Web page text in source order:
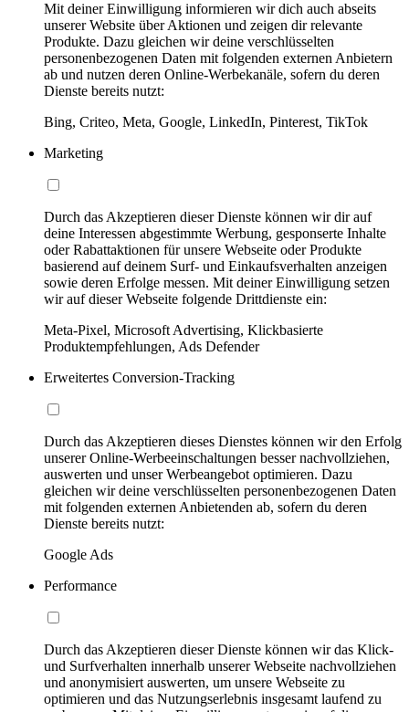
Mit deiner Einwilligung informieren wir dich auch abseits
unserer Website über Aktionen und zeigen dir relevante
Produkte. Dazu gleichen wir deine verschlüsselten
personenbezogenen Daten mit folgenden externen Anbietern
ab und nutzen deren Online-Werbekanäle, sofern du deren
Dienste bereits nutzt:
Bing, Criteo, Meta, Google, LinkedIn, Pinterest, TikTok
Marketing
Durch das Akzeptieren dieser Dienste können wir dir auf
deine Interessen abgestimmte Werbung, gesponserte Inhalte
oder Rabattaktionen für unsere Webseite oder Produkte
basierend auf deinem Surf- und Einkaufsverhalten anzeigen
sowie deren Erfolge messen. Mit deiner Einwilligung setzen
wir auf dieser Webseite folgende Drittdienste ein:
Meta-Pixel, Microsoft Advertising, Klickbasierte
Produktempfehlungen, Ads Defender
Erweitertes Conversion-Tracking
Durch das Akzeptieren dieses Dienstes können wir den Erfolg
unserer Online-Werbeeinschaltungen besser nachvollziehen,
auswerten und unser Werbeangebot optimieren. Dazu
gleichen wir deine verschlüsselten personenbezogenen Daten
mit folgenden externen Anbietenden ab, sofern du deren
Dienste bereits nutzt:
Google Ads
Performance
Durch das Akzeptieren dieser Dienste können wir das Klick-
und Surfverhalten innerhalb unserer Webseite nachvollziehen
und anonymisiert auswerten, um unsere Webseite zu
optimieren und das Nutzungserlebnis insgesamt laufend zu